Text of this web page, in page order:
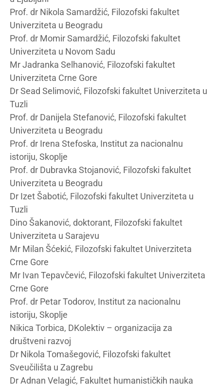
Prof. dr Nikola Samardžić, Filozofski fakultet
Univerziteta u Beogradu
Prof. dr Momir Samardžić, Filozofski fakultet
Univerziteta u Novom Sadu
Mr Jadranka Selhanović, Filozofski fakultet
Univerziteta Crne Gore
Dr Sead Selimović, Filozofski fakultet Univerziteta u
Tuzli
Prof. dr Danijela Stefanović, Filozofski fakultet
Univerziteta u Beogradu
Prof. dr Irena Stefoska, Institut za nacionalnu
istoriju, Skoplje
Prof. dr Dubravka Stojanović, Filozofski fakultet
Univerziteta u Beogradu
Dr Izet Šabotić, Filozofski fakultet Univerziteta u
Tuzli
Dino Šakanović, doktorant, Filozofski fakultet
Univerziteta u Sarajevu
Mr Milan Šćekić, Filozofski fakultet Univerziteta
Crne Gore
Mr Ivan Tepavčević, Filozofski fakultet Univerziteta
Crne Gore
Prof. dr Petar Todorov, Institut za nacionalnu
istoriju, Skoplje
Nikica Torbica, DKolektiv – organizacija za
društveni razvoj
Dr Nikola Tomašegović, Filozofski fakultet
Sveučilišta u Zagrebu
Dr Adnan Velagić, Fakultet humanističkih nauka